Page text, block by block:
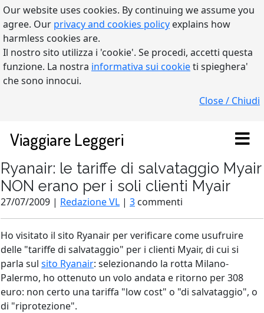
Our website uses cookies. By continuing we assume you
agree. Our privacy and cookies policy explains how
harmless cookies are.
Il nostro sito utilizza i 'cookie'. Se procedi, accetti questa
funzione. La nostra informativa sui cookieti spieghera'
che sono innocui.
Close / Chiudi
Viaggiare Leggeri
Ryanair: le tariffe di salvataggio Myair
NON erano per i soli clienti Myair
27/07/2009 | Redazione VL | 3 commenti
Ho visitato il sito Ryanair per verificare come usufruire
delle "tariffe di salvataggio" per i clienti Myair, di cui si
parla sul sito Ryanair: selezionando la rotta Milano-
Palermo, ho ottenuto un volo andata e ritorno per 308
euro: non certo una tariffa "low cost" o "di salvataggio", o
di "riprotezione".